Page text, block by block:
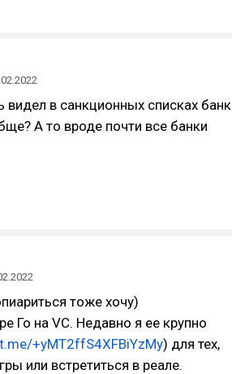
видел в санкционных списках банк
А то вроде почти все банки
тоже хочу)
Го на VC. Недавно я ее крупно
+yMT2ffS4XFBiYzMy) для тех,
или встретиться в реале.